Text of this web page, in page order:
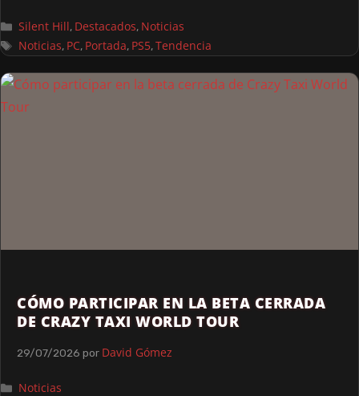
Silent Hill, Destacados, Noticias
Noticias, PC, Portada, PS5,Tendencia
CÓMO PARTICIPAR EN LA BETA CERRADA
DE CRAZY TAXI WORLD TOUR
29/07/2026 por David Gómez
Noticias